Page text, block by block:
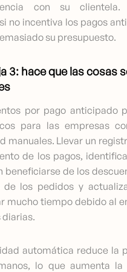
con su clientela.
no incentiva los pagos
su presupuesto.
3: hace que las cosas
por pago anticipado
para las empresas
manuales. Llevar un
de los pagos,
beneficiarse de los
de los pedidos y
mucho tiempo debido al
automática reduce la
lo que aumenta